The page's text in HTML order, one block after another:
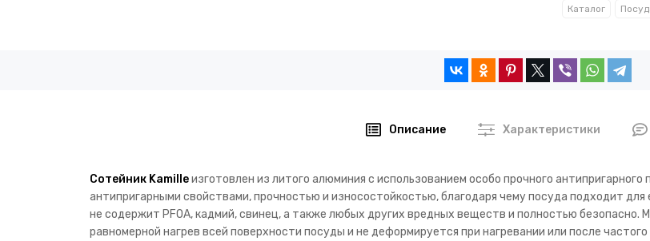
Каталог
Описание Характеристики
Сотейник Kamilleизготовлен из литого алюминия с использованием особо прочного
антипригарными свойствами, прочностью и износостойкостью, благодаря чему посуда подходит
не содержит PFOA, кадмий, свинец, а также любых других вредных веществ и полностью безопасно.
равномерной нагрев всей поверхности посуды и не деформируется при нагревании или после